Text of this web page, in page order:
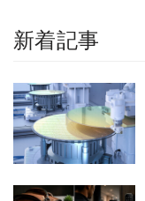
新着記事